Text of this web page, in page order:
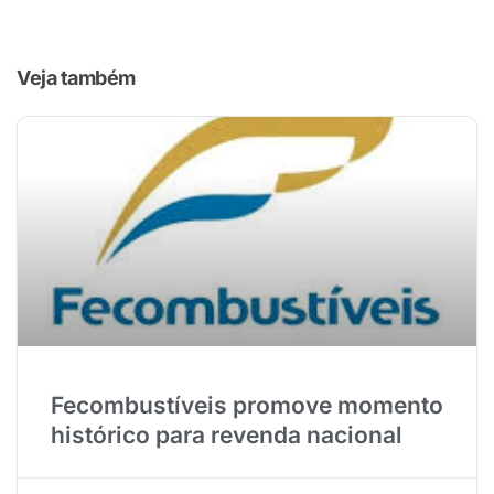
Veja também
Fecombustíveis promove momento
histórico para revenda nacional